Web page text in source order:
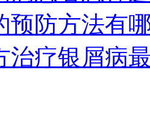
预防方法有
治疗银屑病